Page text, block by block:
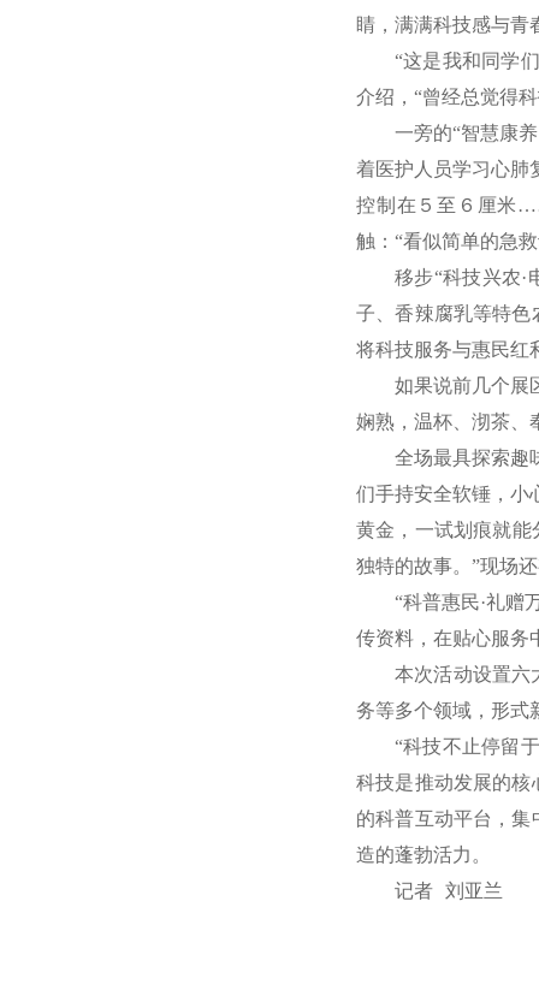
睛，满满科技感与青
“这是我和同学
介绍，“曾经总觉得
一旁的“智慧康
着医护人员学习心肺
控制在５至６厘米
触：“看似简单的急
移步“科技兴农·
子、香辣腐乳等特色
将科技服务与惠民红
如果说前几个展
娴熟，温杯、沏茶、
全场最具探索趣
们手持安全软锤，小
黄金，一试划痕就能
独特的故事。”现场
“科普惠民·礼赠
传资料，在贴心服务
本次活动设置六
务等多个领域，形式
“科技不止停留
科技是推动发展的核
的科普互动平台，
造的蓬勃活力。
记者 刘亚兰